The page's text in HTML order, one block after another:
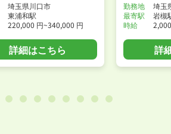
埼玉県川口市
東浦和駅
220,000 円~340,000 円
詳細はこちら
勤務地
埼玉
最寄駅
岩槻
時給
詳